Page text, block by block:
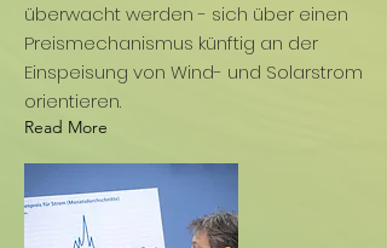
überwacht werden - sich über einen
Preismechanismus künftig an der
Einspeisung von Wind- und Solarstrom
orientieren.
Read More